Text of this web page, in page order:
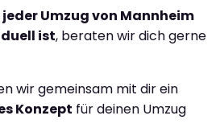
jeder Umzug von Mannheim
ist, beraten wir dich gerne
wir gemeinsam mit dir ein
Konzept für deinen Umzug